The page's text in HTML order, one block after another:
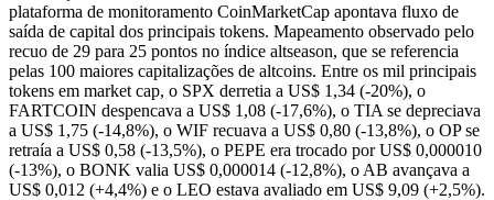
plataforma de monitoramento CoinMarketCap apontava fluxo de
saída de capital dos principais tokens. Mapeamento observado pelo
recuo de 29 para 25 pontos no índice altseason, que se referencia
pelas 100 maiores capitalizações de altcoins. Entre os mil principais
tokens em market cap, o SPX derretia a US$ 1,34 (-20%), o
FARTCOIN despencava a US$ 1,08 (-17,6%), o TIA se depreciava
a US$ 1,75 (-14,8%), o WIF recuava a US$ 0,80 (-13,8%), o OP se
retraía a US$ 0,58 (-13,5%), o PEPE era trocado por US$ 0,000010
(-13%), o BONK valia US$ 0,000014 (-12,8%), o AB avançava a
US$ 0,012 (+4,4%) e o LEO estava avaliado em US$ 9,09 (+2,5%).